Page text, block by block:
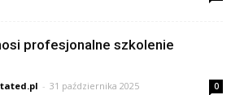
profesjonalne szkolenie
- 31 października 2025 0